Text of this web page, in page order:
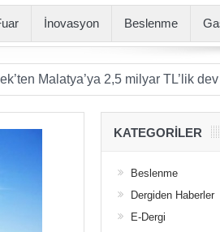
İnovasyon Beslenme
2,5 milyar TL’lik dev yatırım
KATEGORILER
Beslenme
Dergiden Haberler
E-Dergi